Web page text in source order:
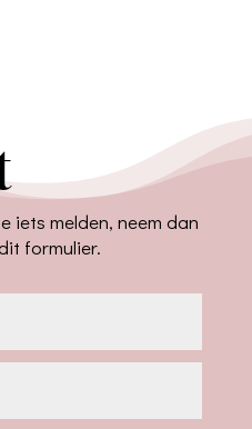
iets melden, neem dan
formulier.